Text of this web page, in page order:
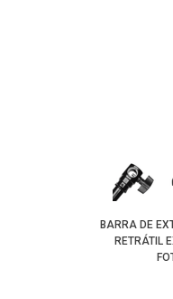
BARRA DE
RETRÁTIL